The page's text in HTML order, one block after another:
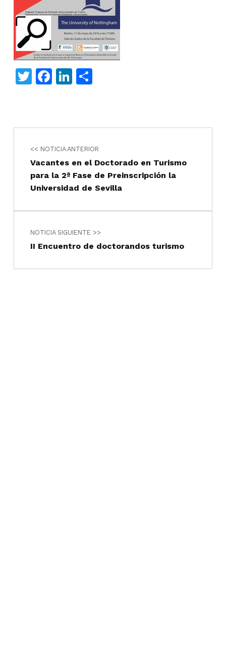
T
er
F
e
o
o
k
Li
e
n
C
p
ti
r
Skip back to main navigation
Navegación de entradas
<< NOTICIA ANTERIOR
Vacantes en el Doctorado en Turismo
para la 2ª Fase de Preinscripción la
Universidad de Sevilla
NOTICIA SIGUIENTE >>
II Encuentro de doctorandos turismo